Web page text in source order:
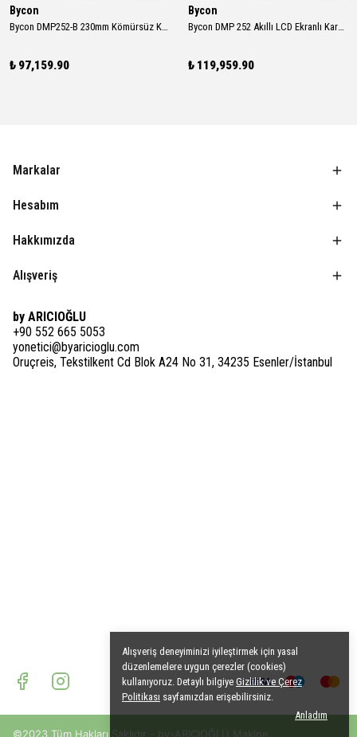
Alışveriş deneyiminizi iyileştirmek için yasal
düzenlemelere uygun çerezler (cookies)
kullanıyoruz. Detaylı bilgiye Gizlilik ve Çerez
Politikası sayfamızdan erişebilirsiniz.
Anladım
Bycon
Bycon DMP252-B 230mm Kömürsüz Karot Makinesi Seti - Sabit Sehpalı 3000W
₺ 97,159.90
Bycon
Bycon DMP 252 Akıllı LCD Ekranlı Karot Seti - Açılı Sehpalı (2600W Profesyonel)
₺ 119,959.90
Markalar
Hesabım
Hakkımızda
Alışveriş
by ARICIOĞLU
+90 552 665 5053
yonetici@byaricioglu.com
Oruçreis, Tekstilkent Cd Blok A24 No 31, 34235 Esenler/İstanbul
©2023 Tüm Hakları Saklıdır - by-ARICIOĞLU Makine